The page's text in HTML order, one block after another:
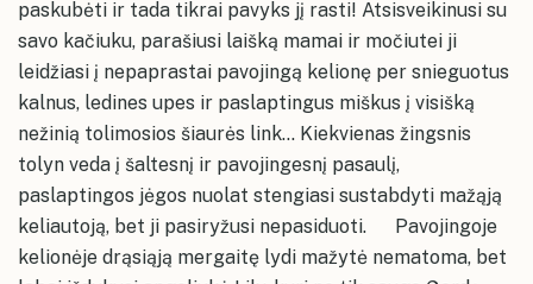
paskubėti ir tada tikrai pavyks jį rasti! Atsisveikinusi su
savo kačiuku, parašiusi laišką mamai ir močiutei ji
leidžiasi į nepaprastai pavojingą kelionę per snieguotus
kalnus, ledines upes ir paslaptingus miškus į visišką
nežinią tolimosios šiaurės link... Kiekvienas žingsnis
tolyn veda į šaltesnį ir pavojingesnį pasaulį,
paslaptingos jėgos nuolat stengiasi sustabdyti mažąją
keliautoją, bet ji pasiryžusi nepasiduoti. Pavojingoje
kelionėje drąsiąją mergaitę lydi mažytė nematoma, bet